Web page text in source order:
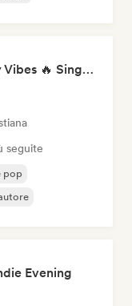
Crackling Wood & Cozy Vibes 🔥 Singer-Songwriter, Dream Pop & Bedroom Pop
seguite
pop
Evening